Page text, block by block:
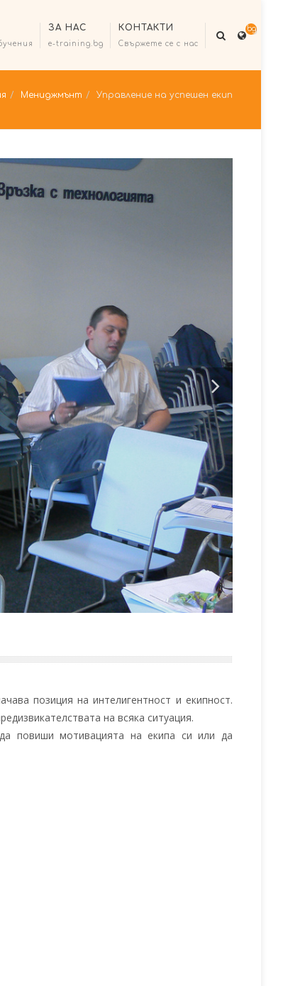
ЗА НАС
e-training.bg
КОНТАКТИ
Свържете се с нас
bg
Мениджмънт Управление на успешен екип
позиция на интелигентност и екипност.
на всяка ситуация.
повиши мотивацията на екипа си или да